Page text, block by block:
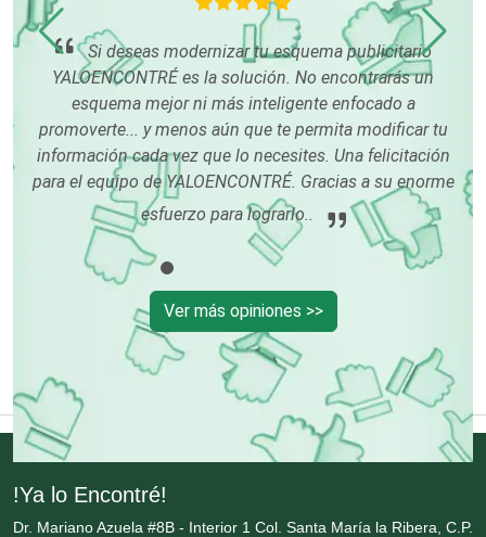
Conferencias Empresariales
Construcciones en General
Contadores
Control de Plagas
Conversiones Automotrices
Cortinas, Persianas y Alfombras
Si deseas modernizar tu esquema publicitario
YALOENCONTRÉ es la solución. No encontrarás un
esquema mejor ni más inteligente enfocado a
promoverte... y menos aún que te permita modificar tu
información cada vez que lo necesites. Una felicitación
para el equipo de YALOENCONTRÉ. Gracias a su enorme
esfuerzo para lograrlo..
Ver más opiniones >>
!Ya lo Encontré!
Dr. Mariano Azuela #8B - Interior 1 Col. Santa María la Ribera, C.P.